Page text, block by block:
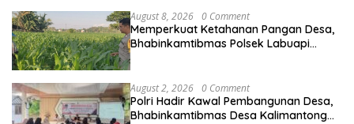
August 8, 2026 0 Comment
Memperkuat Ketahanan Pangan Desa,
Bhabinkamtibmas Polsek Labuapi
August 2, 2026 0 Comment
Polri Hadir Kawal Pembangunan Desa,
Bhabinkamtibmas Desa Kalimantong